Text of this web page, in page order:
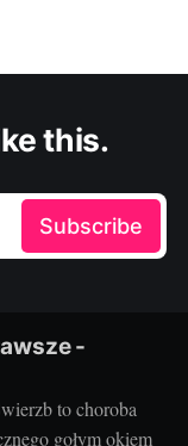
this.
Subscribe
-
to choroba
gołym okiem